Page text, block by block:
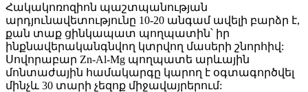
Հակակոռոզիոն պաշտպանության
արդյունավետությունը 10-20 անգամ ավելի բարձր է,
քան տաք ցինկապատ պողպատին՝ իր
ինքնավերականգնվող կտրվող մասերի շնորհիվ:
Սովորաբար Zn-Al-Mg պողպատե արևային
մոնտաժային համակարգը կարող է օգտագործվել
մինչև 30 տարի չեզոք միջավայրերում: